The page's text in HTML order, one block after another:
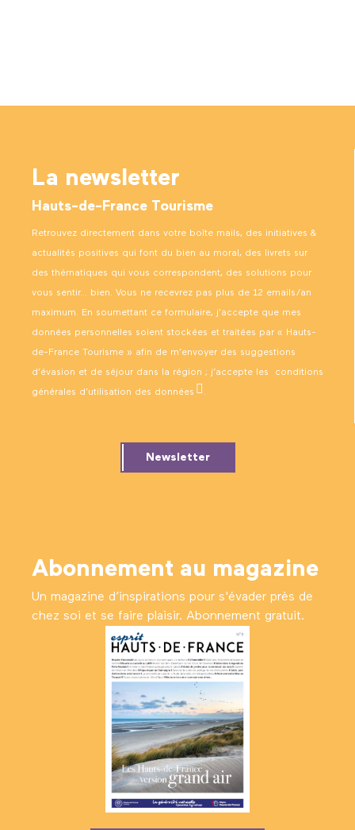
La newsletter
Hauts-de-France Tourisme
Retrouvez directement dans votre boîte mails, des initiatives &
actualités positives qui font du bien au moral, des livrets sur
des thématiques qui vous correspondent, des solutions pour
vous sentir… bien. Vous ne recevrez pas plus de 12 emails/an
maximum. En soumettant ce formulaire, j’accepte que mes
données personnelles soient stockées et traitées par « Hauts-
de-France Tourisme » afin de m’envoyer des suggestions
d’évasion et de séjour dans la région ; j’accepte les conditions
générales d’utilisation des données .
Newsletter
Abonnement au magazine
Un magazine d’inspirations pour s'évader près de
chez soi et se faire plaisir. Abonnement gratuit.